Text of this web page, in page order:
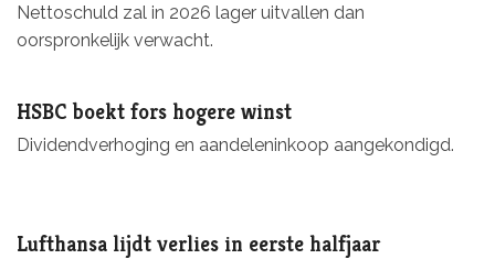
Nettoschuld zal in 2026 lager uitvallen dan
oorspronkelijk verwacht.
HSBC boekt fors hogere winst
Dividendverhoging en aandeleninkoop aangekondigd.
Lufthansa lijdt verlies in eerste halfjaar